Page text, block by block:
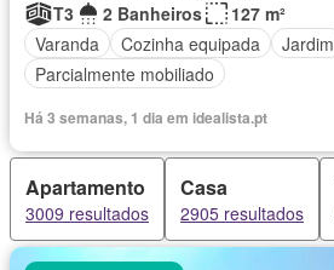
T3
2 Banheiros
127 m²
Varanda
Cozinha equipada Jardim
Parcialmente mobiliado
Há 3 semanas, 1 dia em idealista.pt
Apartamento
3009 resultados
Casa
2905 resultados